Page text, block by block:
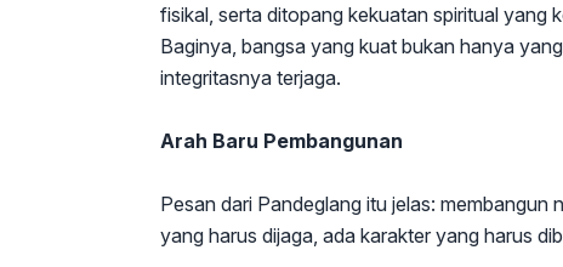
fisikal, serta ditopang kekuatan spiritual yang
Baginya, bangsa yang kuat bukan hanya
integritasnya terjaga.
Arah Baru Pembangunan
Pesan dari Pandeglang itu jelas:
yang harus dijaga, ada karakter yang harus